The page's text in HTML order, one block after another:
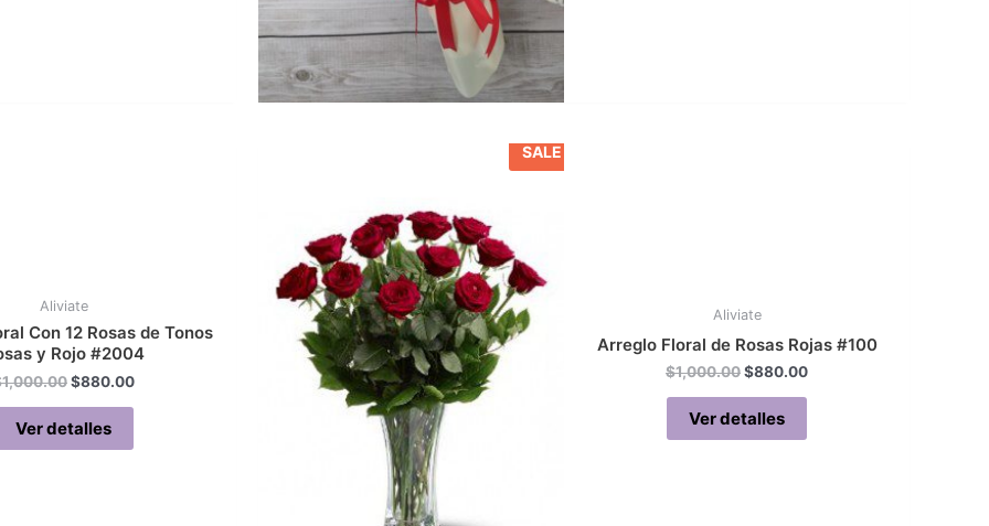
Aliviate
Con 12 Rosas de Tonos
y Rojo #2004
1,000.00Original
$1,000.00.
$880.00Current
Ver detalles
SALE
Aliviate
Arreglo Floral de Rosas Rojas #100
$1,000.00Original
was:
$1,000.00.
$880.00Current
Ver detalles